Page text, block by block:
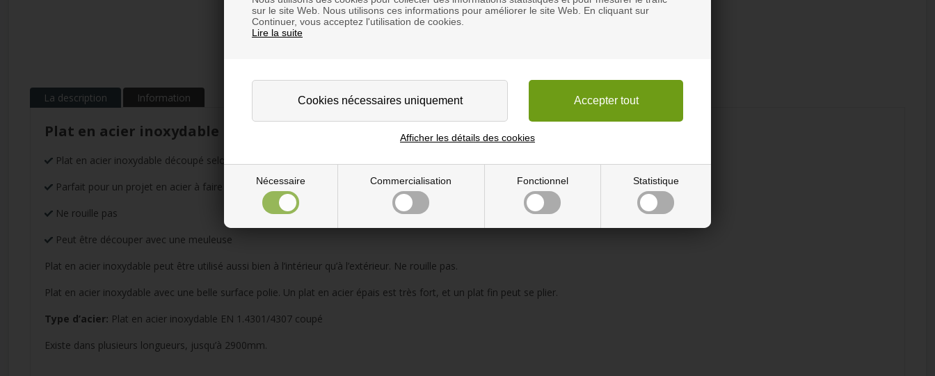
sur le site Web. Nous utilisons ces informations pour améliorer le site Web. En cliquant sur
Continuer, vous acceptez l'utilisation de cookies.
Lire la suite
Nécessaire Commercialisation Fonctionnel Statistique
Afficher les détails des cookies
La description Information
Plat en acier inoxydable
Plat en acier inoxydable découpé selon vos mesures
Parfait pour un projet en acier à faire soi-même
Ne rouille pas
Peut être découper avec une meuleuse
Plat en acier inoxydable peut être utilisé aussi bien à l’intérieur qu’à l’extérieur. Ne rouille pas.
Plat en acier inoxydable avec une belle surface polie. Un plat en acier épais est très fort, et un plat fin peut se plier.
Type d’acier: Plat en acier inoxydable EN 1.4301/4307 coupé
Existe dans plusieurs longueurs, jusqu’à 2900mm.